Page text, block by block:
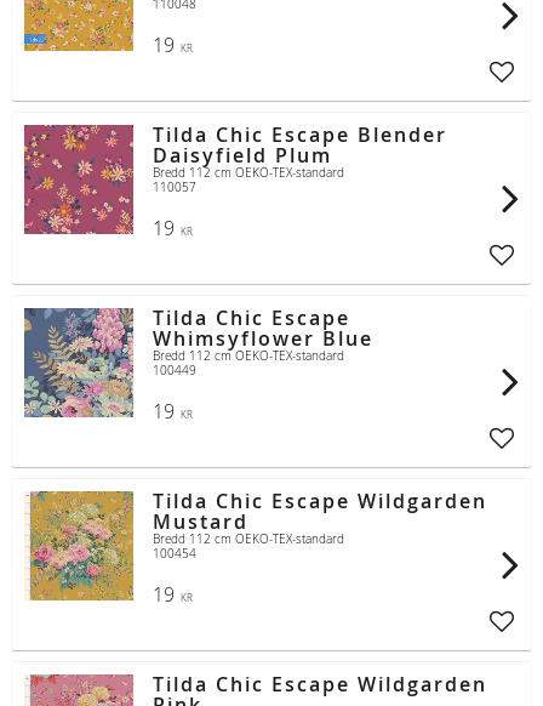
110048
19 KR
Tilda Chic Escape Blender
Daisyfield Plum
Bredd 112 cm OEKO-TEX-standard
110057
19 KR
Tilda Chic Escape
Whimsyflower Blue
Bredd 112 cm OEKO-TEX-standard
100449
19 KR
Tilda Chic Escape Wildgarden
Mustard
Bredd 112 cm OEKO-TEX-standard
100454
19 KR
Tilda Chic Escape Wildgarden